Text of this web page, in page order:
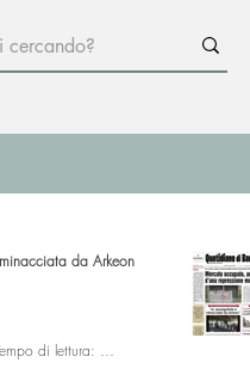
da Arkeon
Tempo di lettura: 13 min